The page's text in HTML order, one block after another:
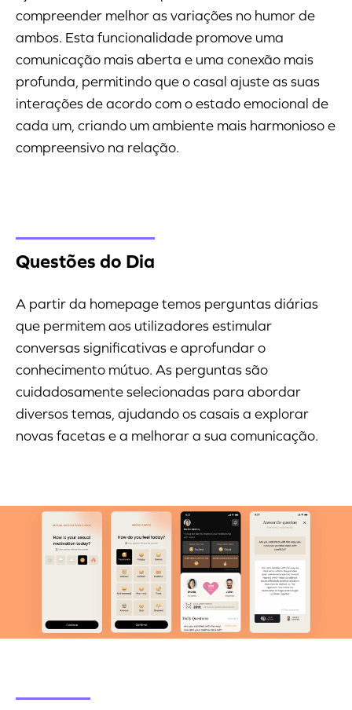
compreender melhor as variações no humor de
ambos. Esta funcionalidade promove uma
comunicação mais aberta e uma conexão mais
profunda, permitindo que o casal ajuste as suas
interações de acordo com o estado emocional de
cada um, criando um ambiente mais harmonioso e
compreensivo na relação.
Questões do Dia
A partir da homepage temos perguntas diárias
que permitem aos utilizadores estimular
conversas significativas e aprofundar o
conhecimento mútuo. As perguntas são
cuidadosamente selecionadas para abordar
diversos temas, ajudando os casais a explorar
novas facetas e a melhorar a sua comunicação.